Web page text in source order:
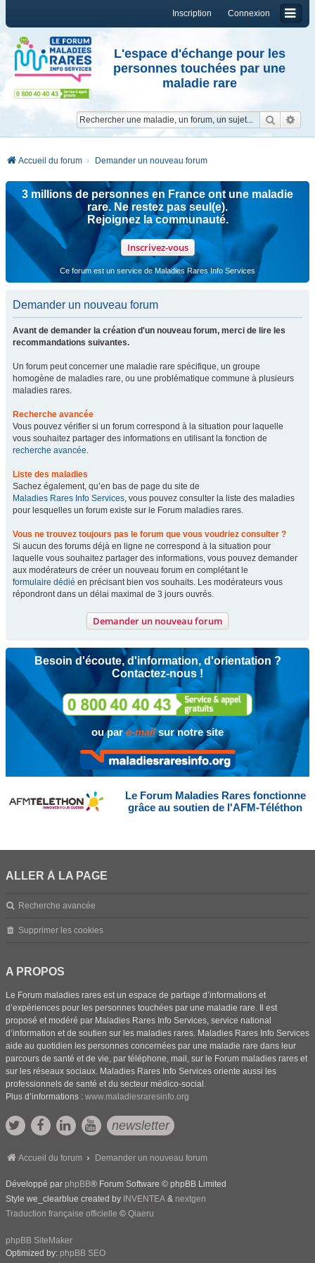
Connexion
Inscription
L'espace d'échange pour les
personnes touchées par une
maladie rare
Accueil du forum Demander un nouveau forum
3 millions de personnes en France ont une maladie
rare. Ne restez pas seul(e).
Rejoignez la communauté.
Inscrivez-vous
Ce forum est un service de Maladies Rares Info Services
Demander un nouveau forum
Avant de demander la création d'un nouveau forum, merci de lire les
recommandations suivantes.
Un forum peut concerner une maladie rare spécifique, un groupe
homogène de maladies rare, ou une problématique commune à plusieurs
maladies rares.
Recherche avancée
Vous pouvez vérifier si un forum correspond à la situation pour laquelle
vous souhaitez partager des informations en utilisant la fonction de
recherche avancée.
Liste des maladies
Sachez également, qu’en bas de page du site de
Maladies Rares Info Services, vous pouvez consulter la liste des maladies
pour lesquelles un forum existe sur le Forum maladies rares.
Vous ne trouvez toujours pas le forum que vous voudriez consulter ?
Si aucun des forums déjà en ligne ne correspond à la situation pour
laquelle vous souhaitez partager des informations, vous pouvez demander
aux modérateurs de créer un nouveau forum en complétant le
formulaire dédié en précisant bien vos souhaits. Les modérateurs vous
répondront dans un délai maximal de 3 jours ouvrés.
Demander un nouveau forum
Besoin d'écoute, d'information, d'orientation ?
Contactez-nous !
ou pare-mailsur notre site
Le Forum Maladies Rares fonctionne
grâce au soutien de l'AFM-Téléthon
ALLER À LA PAGE
Recherche avancée
Supprimer les cookies
A PROPOS
Le Forum maladies rares est un espace de partage d’informations et
d’expériences pour les personnes touchées par une maladie rare. Il est
proposé et modéré par Maladies Rares Info Services, service national
d’information et de soutien sur les maladies rares. Maladies Rares Info Services
aide au quotidien les personnes concernées par une maladie rare dans leur
parcours de santé et de vie, par téléphone, mail, sur le Forum maladies rares et
sur les réseaux sociaux. Maladies Rares Info Services oriente aussi les
professionnels de santé et du secteur médico-social.
Plus d’informations : www.maladiesraresinfo.org
newsletter
Accueil du forum Demander un nouveau forum
Développé par phpBB® Forum Software © phpBB Limited
Style we_clearblue created by INVENTEA & nextgen
Traduction française officielle © Qiaeru
phpBB SiteMaker
Optimized by: phpBB SEO